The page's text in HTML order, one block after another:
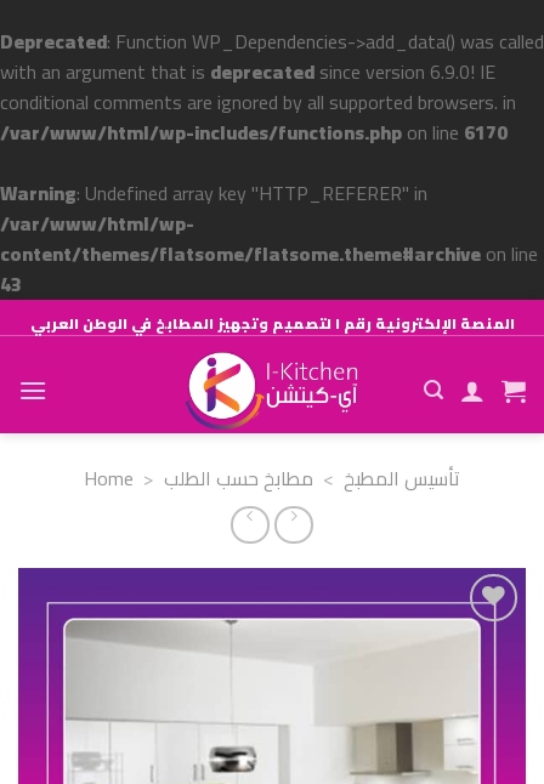
Deprecated: Function WP_Dependencies->add_data() was called
with an argument that is deprecatedsince version 6.9.0! IE
conditional comments are ignored by all supported browsers. in
/var/www/html/wp-includes/functions.phpon line 6170
Warning: Undefined array key "HTTP_REFERER" in
/var/www/html/wp-
content/themes/flatsome/flatsome.theme#archiveon line
43
to
content
المنصة الإلكترونية رقم ١ لتصميم وتجهيز المطابخ في الوطن العربي
Home > تأسيس المطبخ > مطابخ حسب الطلب